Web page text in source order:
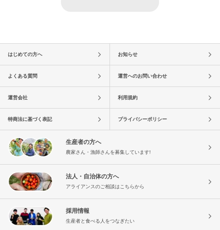
はじめての方へ お知らせ
よくある質問 運営へのお問い合わせ
運営会社 利用規約
特商法に基づく表記 プライバシーポリシー
生産者の方へ
農家さん・漁師さんを募集しています!
法人・自治体の方へ
アライアンスのご相談はこちらから
採用情報
生産者と食べる人をつなぎたい